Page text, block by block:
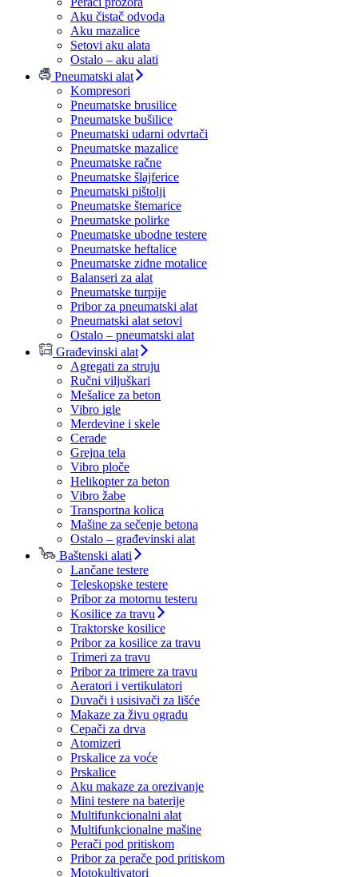
Aku čistač odvoda
Aku mazalice
Setovi aku alata
Ostalo – aku alati
Pneumatski alat
Kompresori
Pneumatske brusilice
Pneumatske bušilice
Pneumatski udarni odvrtači
Pneumatske mazalice
Pneumatske račne
Pneumatske šlajferice
Pneumatski pištolji
Pneumatske štemarice
Pneumatske polirke
Pneumatske ubodne testere
Pneumatske heftalice
Pneumatske zidne motalice
Balanseri za alat
Pneumatske turpije
Pribor za pneumatski alat
Pneumatski alat setovi
Ostalo – pneumatski alat
Građevinski alat
Agregati za struju
Ručni viljuškari
Mešalice za beton
Vibro igle
Merdevine i skele
Cerade
Grejna tela
Vibro ploče
Helikopter za beton
Vibro žabe
Transportna kolica
Mašine za sečenje betona
Ostalo – građevinski alat
Baštenski alati
Lančane testere
Teleskopske testere
Pribor za motornu testeru
Kosilice za travu
Traktorske kosilice
Pribor za kosilice za travu
Trimeri za travu
Pribor za trimere za travu
Aeratori i vertikulatori
Duvači i usisivači za lišće
Makaze za živu ogradu
Cepači za drva
Atomizeri
Prskalice za voće
Prskalice
Aku makaze za orezivanje
Mini testere na baterije
Multifunkcionalni alat
Multifunkcionalne mašine
Perači pod pritiskom
Pribor za perače pod pritiskom
Motokultivatori